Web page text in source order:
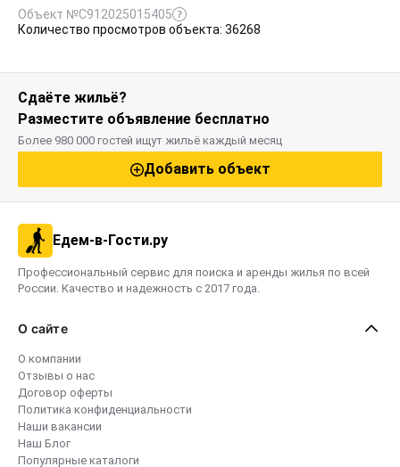
Объект №С912025015405
Количество просмотров объекта: 36268
Сдаёте жильё?
Разместите объявление бесплатно
Более 980 000 гостей ищут жильё каждый месяц
Добавить объект
Едем-в-Гости.ру
Профессиональный сервис для поиска и аренды жилья по всей
России. Качество и надежность с 2017 года.
О сайте
О компании
Отзывы о нас
Договор оферты
Политика конфиденциальности
Наши вакансии
Наш Блог
Популярные каталоги